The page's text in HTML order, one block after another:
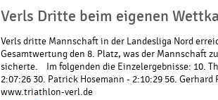
Verls Dritte beim eigenen
Verls dritte Mannschaft in der Landesliga Nord
Gesamtwertung den 8. Platz, was der Mannschaft
sicherte. Im folgenden die Einzelergebnisse: 10.
2:07:26 30. Patrick Hosemann - 2:10:29 56.
www.triathlon-verl.de